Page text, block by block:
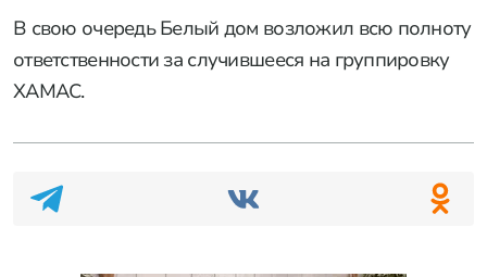
В свою очередь Белый дом возложил всю полноту
ответственности за случившееся на группировку
ХАМАС.